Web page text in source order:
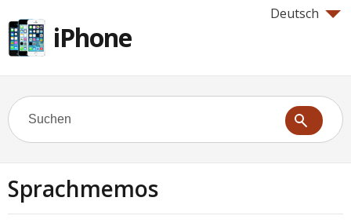
Deutsch
iPhone
Sprachmemos